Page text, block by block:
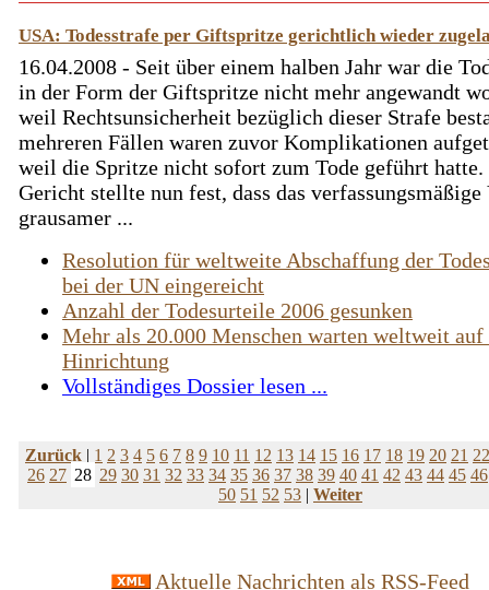
USA: Todesstrafe per Giftspritze gerichtlich wieder
16.04.2008 - Seit über einem halben Jahr war die
in der Form der Giftspritze nicht mehr angewandt
weil Rechtsunsicherheit bezüglich dieser Strafe
mehreren Fällen waren zuvor Komplikationen
weil die Spritze nicht sofort zum Tode geführt hatte.
Gericht stellte nun fest, dass das verfassungsmäßige
grausamer ...
Resolution für weltweite Abschaffung der
bei der UN eingereicht
Anzahl der Todesurteile 2006 gesunken
Mehr als 20.000 Menschen warten weltweit
Hinrichtung
Vollständiges Dossier lesen ...
Zurück | 1 2 3 4 5 6 7 8 9 10 11 12 13 14 15 16 17 18 19 20 21 22
26 27 28 29 30 31 32 33 34 35 36 37 38 39 40 41 42 43 44 45 46
50 51 52 53 | Weiter
Aktuelle Nachrichten als RSS-Feed